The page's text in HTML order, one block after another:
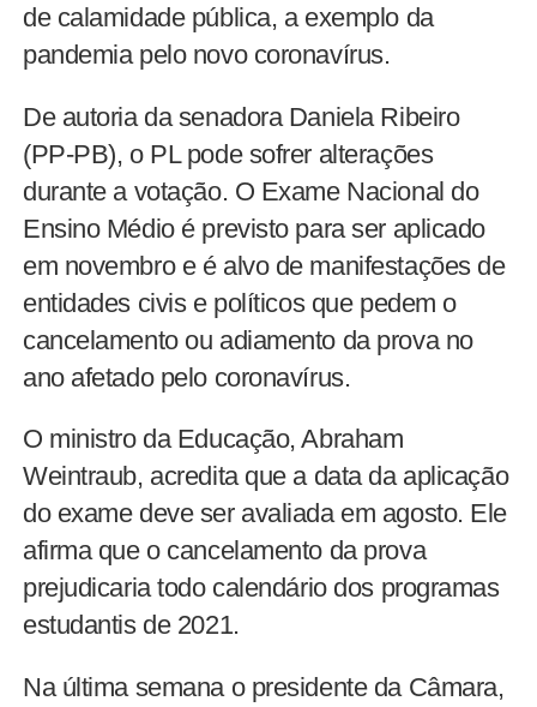
de calamidade pública, a exemplo da
pandemia pelo novo coronavírus.
De autoria da senadora Daniela Ribeiro
(PP-PB), o PL pode sofrer alterações
durante a votação. O Exame Nacional do
Ensino Médio é previsto para ser aplicado
em novembro e é alvo de manifestações de
entidades civis e políticos que pedem o
cancelamento ou adiamento da prova no
ano afetado pelo coronavírus.
O ministro da Educação, Abraham
Weintraub, acredita que a data da aplicação
do exame deve ser avaliada em agosto. Ele
afirma que o cancelamento da prova
prejudicaria todo calendário dos programas
estudantis de 2021.
Na última semana o presidente da Câmara,